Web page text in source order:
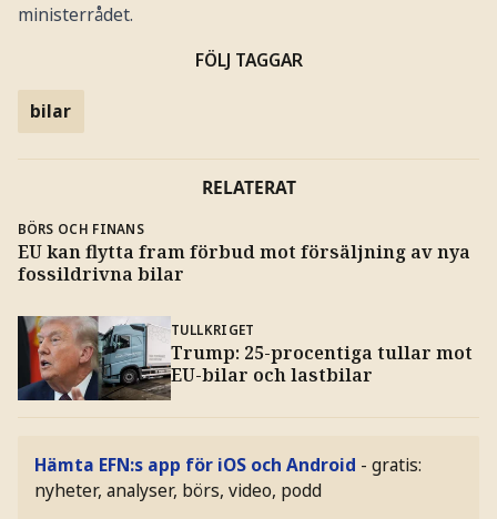
ministerrådet.
FÖLJ TAGGAR
bilar
RELATERAT
BÖRS OCH FINANS
EU kan flytta fram förbud mot försäljning av nya
fossildrivna bilar
TULLKRIGET
Trump: 25-procentiga tullar mot
EU-bilar och lastbilar
Hämta EFN:s app för iOS och Android - gratis:
nyheter, analyser, börs, video, podd